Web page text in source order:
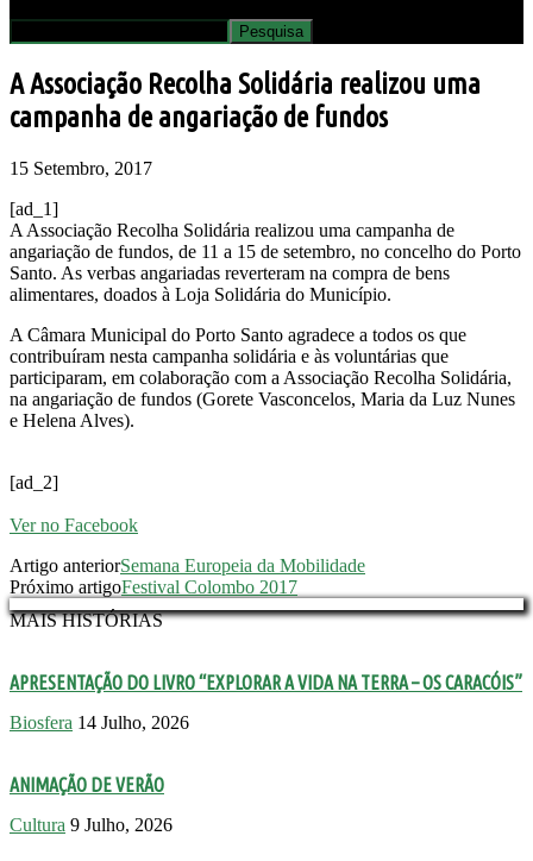
A Associação Recolha Solidária realizou uma
campanha de angariação de fundos
15 Setembro, 2017
[ad_1]
A Associação Recolha Solidária realizou uma campanha de
angariação de fundos, de 11 a 15 de setembro, no concelho do Porto
Santo. As verbas angariadas reverteram na compra de bens
alimentares, doados à Loja Solidária do Município.
A Câmara Municipal do Porto Santo agradece a todos os que
contribuíram nesta campanha solidária e às voluntárias que
participaram, em colaboração com a Associação Recolha Solidária,
na angariação de fundos (Gorete Vasconcelos, Maria da Luz Nunes
e Helena Alves).
[ad_2]
Ver no Facebook
Artigo anteriorSemana Europeia da Mobilidade
Próximo artigoFestival Colombo 2017
MAIS HISTÓRIAS
APRESENTAÇÃO DO LIVRO “EXPLORAR A VIDA NA TERRA – OS CARACÓIS”
Biosfera 14 Julho, 2026
ANIMAÇÃO DE VERÃO
Cultura 9 Julho, 2026